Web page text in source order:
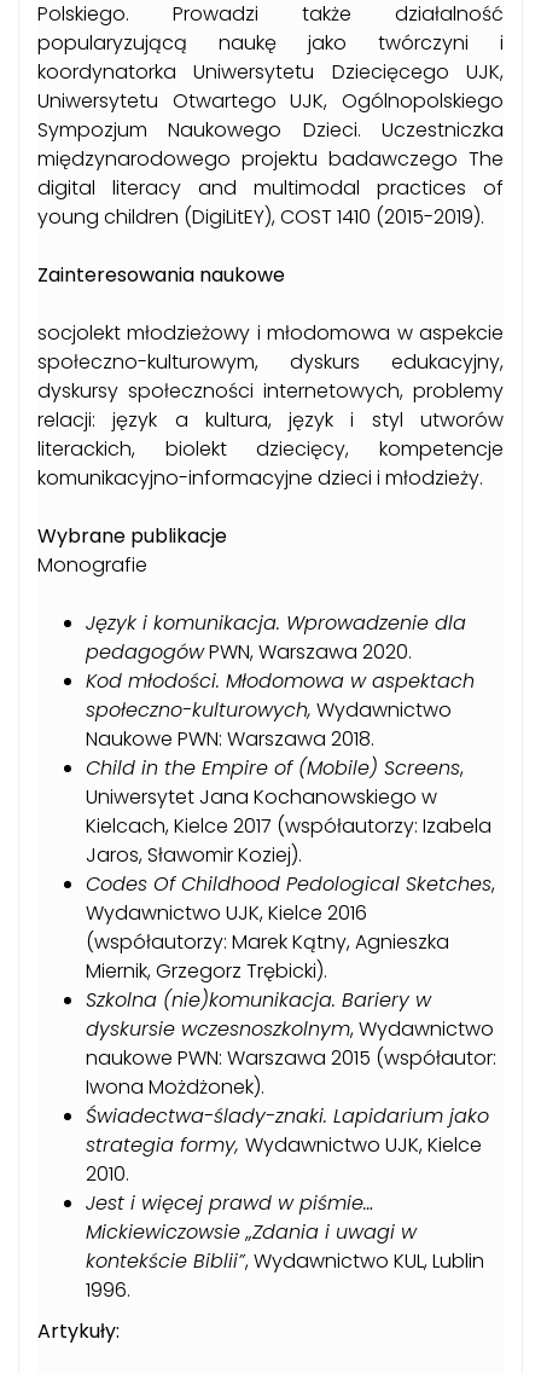
Polskiego. Prowadzi także działalność
popularyzującą naukę jako twórczyni i
koordynatorka Uniwersytetu Dziecięcego UJK,
Uniwersytetu Otwartego UJK,Ogólnopolskiego
SympozjumNaukowego Dzieci. Uczestniczka
międzynarodowego projektu badawczego The
digital literacy and multimodal practices of
young children (DigiLitEY), COST 1410 (2015-2019).
Zainteresowania naukowe
socjolekt młodzieżowy i młodomowa w aspekcie
społeczno-kulturowym,
dyskurs edukacyjny,
dyskursy społeczności internetowych, problemy
relacji: język a kultura, język i styl utworów
literackich, biolekt dziecięcy,kompetencje
komunikacyjno-informacyjne dzieci i młodzieży.
Wybrane publikacje
Monografie
Język i komunikacja. Wprowadzenie dla
pedagogówPWN, Warszawa 2020.
Kod młodości. Młodomowa w aspektach
społeczno-kulturowych, Wydawnictwo
Naukowe PWN: Warszawa 2018.
Child in the Empire of (Mobile) Screens,
Uniwersytet Jana Kochanowskiego w
Kielcach, Kielce 2017 (współautorzy: Izabela
Jaros, Sławomir Koziej).
Codes Of Childhood Pedological Sketches,
Wydawnictwo UJK, Kielce 2016
(współautorzy: Marek Kątny, Agnieszka
Miernik, Grzegorz Trębicki).
Szkolna (nie)komunikacja. Bariery w
dyskursie wczesnoszkolnym, Wydawnictwo
naukowe PWN: Warszawa 2015 (współautor:
Iwona Możdżonek).
Świadectwa-ślady-znaki. Lapidarium jako
strategia formy, Wydawnictwo UJK, Kielce
2010.
Jest i więcej prawd w piśmie…
Mickiewiczowsie „Zdania i uwagi w
kontekście Biblii”, Wydawnictwo KUL, Lublin
1996.
Artykuły: